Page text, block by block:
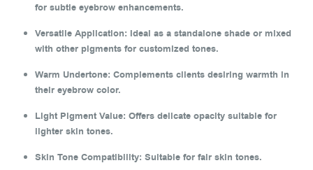
for subtle eyebrow enhancements.
Versatile Application: Ideal as a standalone shade or mixed
with other pigments for customized tones.
Warm Undertone: Complements clients desiring warmth in
their eyebrow color.
Light Pigment Value: Offers delicate opacity suitable for
lighter skin tones.
Skin Tone Compatibility: Suitable for fair skin tones.